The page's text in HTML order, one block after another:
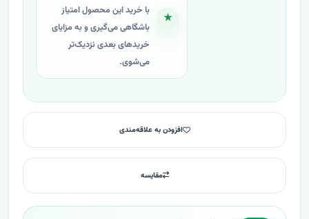
★
با خرید این محصول امتیاز
باشگاهی می‌گیری و به مزایای
خریدهای بعدی نزدیک‌تر
می‌شوی.
افزودن به علاقه‌مندی
مقایسه